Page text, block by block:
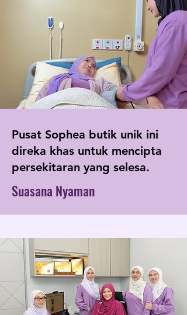
Pusat Sophea butik unik ini
direka khas untuk mencipta
persekitaran yang selesa.
Suasana Nyaman